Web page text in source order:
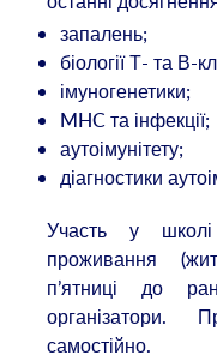
запалень;
біології Т- та В-
імуногенетики;
MHC та інфекції;
аутоімунітету;
діагностики
Участь у
проживання
п’ятниці до
організатори.
самостійно.